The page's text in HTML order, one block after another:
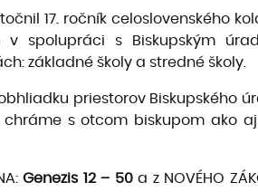
17. ročník celoslovenského
spolupráci s Biskupským
základné školy a stredné školy.
priestorov Biskupského
s otcom biskupom ako
Genezis 12 – 50a z NOVÉHO